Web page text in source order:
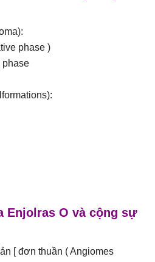
phase )
phase
Enjolras O và cộng sự
[ đơn thuần ( Angiomes